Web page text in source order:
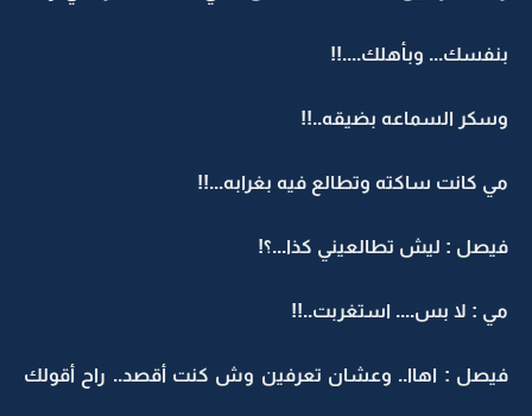
بنفسك... وبأهلك....!!
وسكر السماعه بضيقه..!!
مي كانت ساكته وتطالع فيه بغرابه...!!
فيصل : ليش تطالعيني كذا...؟!
مي : لا بس.... استغربت..!!
فيصل : اهاا.. وعشان تعرفين وش كنت أقصد.. راح أقولك